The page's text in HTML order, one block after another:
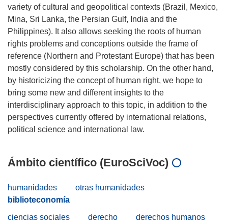
variety of cultural and geopolitical contexts (Brazil, Mexico,
Mina, Sri Lanka, the Persian Gulf, India and the
Philippines). It also allows seeking the roots of human
rights problems and conceptions outside the frame of
reference (Northern and Protestant Europe) that has been
mostly considered by this scholarship. On the other hand,
by historicizing the concept of human right, we hope to
bring some new and different insights to the
interdisciplinary approach to this topic, in addition to the
perspectives currently offered by international relations,
Ámbito científico (EuroSciVoc)
humanidades
otras humanidades
biblioteconomía
ciencias sociales
derecho
derechos humanos